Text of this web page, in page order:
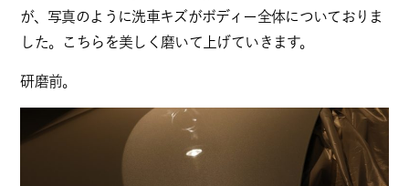
が、写真のように洗車キズがボディー全体についておりま
した。こちらを美しく磨いて上げていきます。
研磨前。